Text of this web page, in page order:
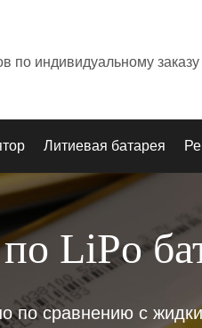
по индивидуальному заказу
Литиевая батарея
LiPo
по сравнению с